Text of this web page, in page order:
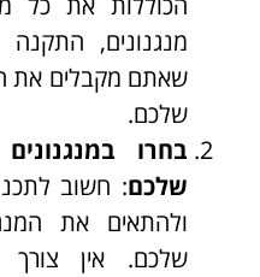
מנגנונים, התקנה
שאתם מקבלים את
שלכם.
בחרו
שלכם: חשוב
ולהתאים את
שלכם. אין צורך